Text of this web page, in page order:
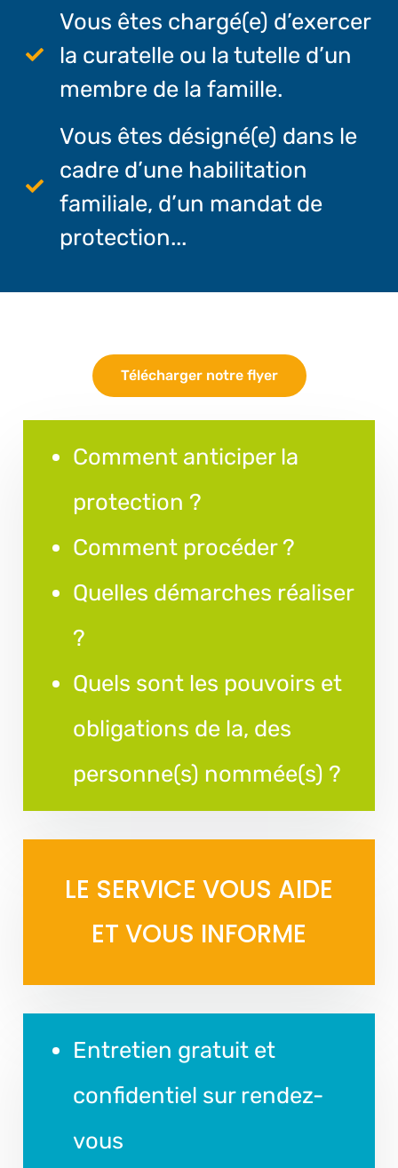
Vous êtes chargé(e) d’exercer
la curatelle ou la tutelle d’un
membre de la famille.
Vous êtes désigné(e) dans le
cadre d’une habilitation
familiale, d’un mandat de
protection...
Télécharger notre flyer
Comment anticiper la
protection ?
Comment procéder ?
Quelles démarches réaliser
?
Quels sont les pouvoirs et
obligations de la, des
personne(s) nommée(s) ?
LE SERVICE VOUS AIDE
ET VOUS INFORME
Entretien gratuit et
confidentiel sur rendez-
vous